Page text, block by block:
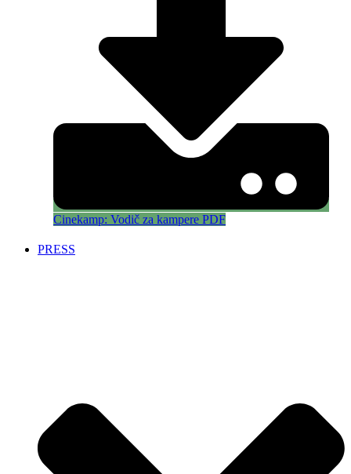
Cinekamp: Vodič za kampere PDF
PRESS